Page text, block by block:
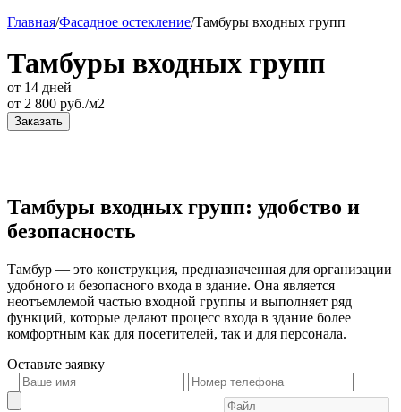
Главная/Фасадное остекление/Тамбуры входных групп
Тамбуры входных групп
от 14 дней
от 2 800 руб./м2
Заказать
Тамбуры входных групп: удобство и
безопасность
Тамбур — это конструкция, предназначенная для организации
удобного и безопасного входа в здание. Она является
неотъемлемой частью входной группы и выполняет ряд
функций, которые делают процесс входа в здание более
комфортным как для посетителей, так и для персонала.
Оставьте заявку